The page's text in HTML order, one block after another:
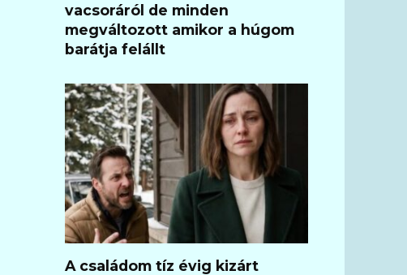
vacsoráról de minden
megváltozott amikor a húgom
barátja felállt
A családom tíz évig kizárt